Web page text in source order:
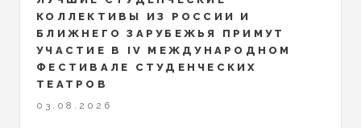
КОЛЛЕКТИВЫ ИЗ РОССИИ И
БЛИЖНЕГО ЗАРУБЕЖЬЯ ПРИМУТ
УЧАСТИЕ В IV МЕЖДУНАРОДНОМ
ФЕСТИВАЛЕ СТУДЕНЧЕСКИХ
ТЕАТРОВ
03.08.2026